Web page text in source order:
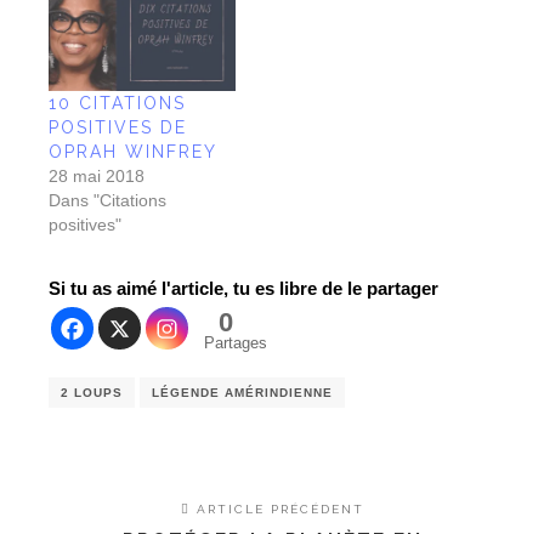
10 CITATIONS
POSITIVES DE
OPRAH WINFREY
28 mai 2018
Dans "Citations
Si tu as aimé l'article, tu es libre de le partager
0